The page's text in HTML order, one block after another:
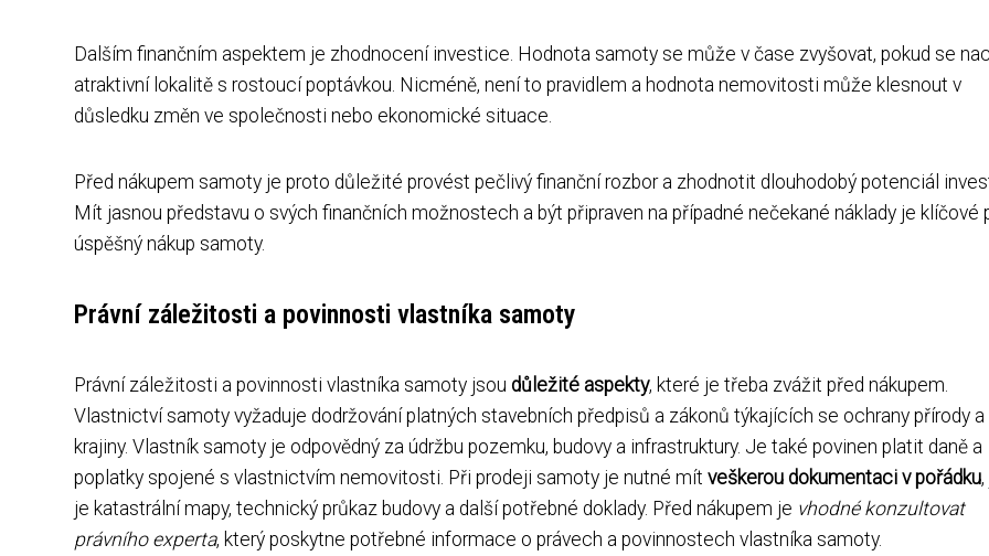
Dalším finančním aspektem je zhodnocení investice. Hodnota samoty se může v čase zvyšovat, pokud se
atraktivní lokalitě s rostoucí poptávkou. Nicméně, není to pravidlem a hodnota nemovitosti může klesnout v
důsledku změn ve společnosti nebo ekonomické situace.
Před nákupem samoty je proto důležité provést pečlivý finanční rozbor a zhodnotit dlouhodobý potenciál
Mít jasnou představu o svých finančních možnostech a být připraven na případné nečekané náklady je klíčové
úspěšný nákup samoty.
Právní záležitosti a povinnosti vlastníka samoty
Právní záležitosti a povinnosti vlastníka samoty jsou důležité aspekty, které je třeba zvážit před nákupem.
Vlastnictví samoty vyžaduje dodržování platných stavebních předpisů a zákonů týkajících se ochrany přírody a
krajiny. Vlastník samoty je odpovědný za údržbu pozemku, budovy a infrastruktury. Je také povinen platit daně a
poplatky spojené s vlastnictvím nemovitosti. Při prodeji samoty je nutné mít veškerou dokumentaci v pořádku
je katastrální mapy, technický průkaz budovy a další potřebné doklady. Před nákupem je vhodné konzultovat
právního experta, který poskytne potřebné informace o právech a povinnostech vlastníka samoty.